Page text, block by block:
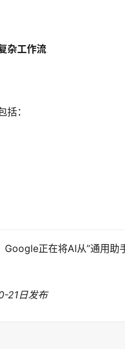
杂工作流
：
正在将AI从”通用助
21日发布